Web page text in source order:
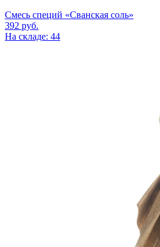
Смесь специй «Сванская соль»
392 руб.
На складе: 44